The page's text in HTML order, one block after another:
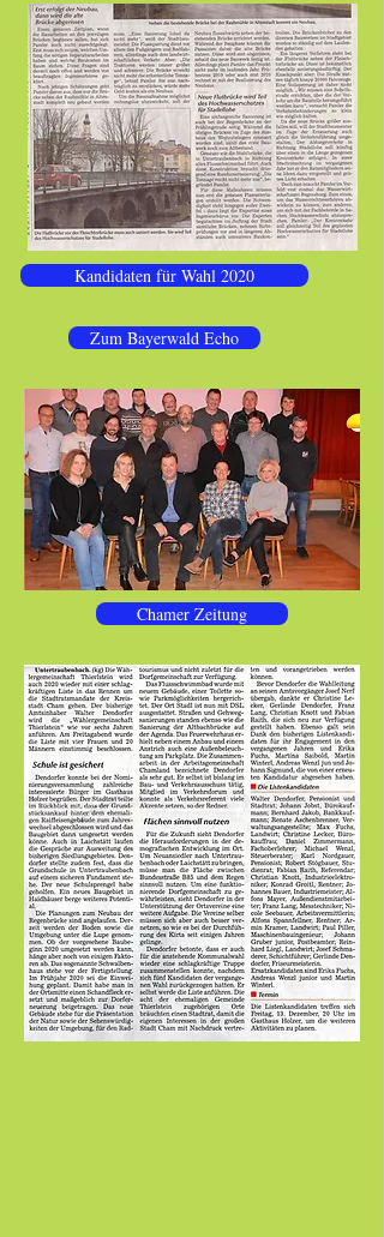
Kandidaten für Wahl 2020
Zum Bayerwald Echo
Chamer Zeitung